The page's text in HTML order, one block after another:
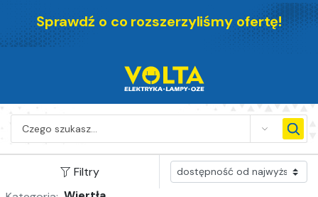
Sprawdź o co rozszerzyliśmy ofertę!
SEARCH
Filtry